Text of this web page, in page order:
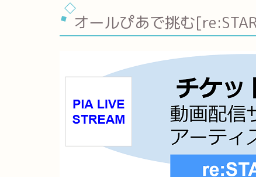
オールぴあで挑む